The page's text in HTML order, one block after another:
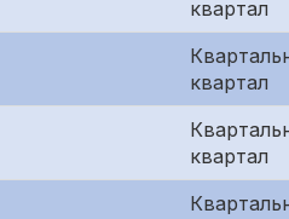
квартал
квартал
квартал